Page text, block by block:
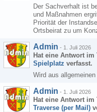
Der Sachverhalt ist
und Maßnahmen
Priorität der
Ortsbeirat zu um
Admin - 1. Juli 2026
Hat eine Antwort im
Spielplatz verfasst.
Wird aus
Admin - 1. Juli 2026
Hat eine Antwort im
Traverse (per Mail)